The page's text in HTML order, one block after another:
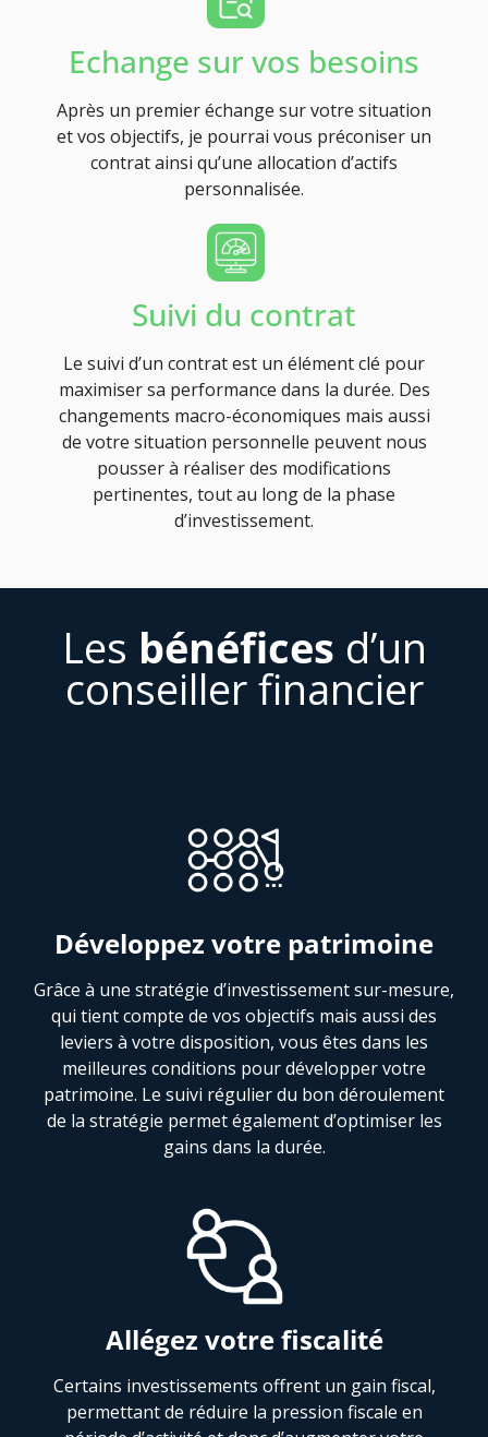
Echange sur vos besoins
Après un premier échange sur votre situation
et vos objectifs, je pourrai vous préconiser un
contrat ainsi qu’une allocation d’actifs
personnalisée.
Suivi du contrat
Le suivi d’un contrat est un élément clé pour
maximiser sa performance dans la durée. Des
changements macro-économiques mais aussi
de votre situation personnelle peuvent nous
pousser à réaliser des modifications
pertinentes, tout au long de la phase
d’investissement.
Les bénéfices d’un
conseiller financier
Développez votre patrimoine
Grâce à une stratégie d’investissement sur-mesure,
qui tient compte de vos objectifs mais aussi des
leviers à votre disposition, vous êtes dans les
meilleures conditions pour développer votre
patrimoine. Le suivi régulier du bon déroulement
de la stratégie permet également d’optimiser les
gains dans la durée.
Allégez votre fiscalité
Certains investissements offrent un gain fiscal,
permettant de réduire la pression fiscale en